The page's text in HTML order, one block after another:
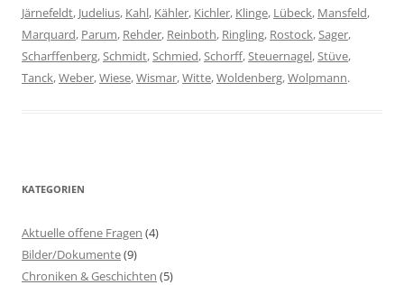
Järnefeldt, Judelius, Kahl, Kähler, Kichler, Klinge, Lübeck, Mansfeld,
Marquard, Parum, Rehder, Reinboth, Ringling, Rostock,Sager,
Scharffenberg,Schmidt,Schmied,Schorff,Steuernagel,Stüve,
Tanck,Weber,Wiese,Wismar,Witte,Woldenberg,Wolpmann.
KATEGORIEN
Aktuelle offene Fragen (4)
Bilder/Dokumente(9)
Chroniken & Geschichten (5)